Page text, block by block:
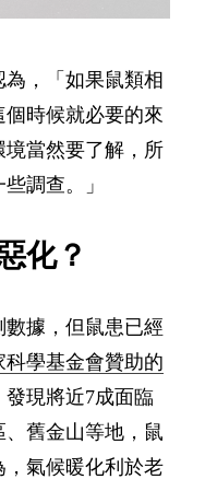
，「如果鼠類相
時候就必要的來
當然要了解，所
調查。」
化？
據，但鼠患已經
學基金會贊助的
發現將近7成面臨
舊金山等地，鼠
氣候暖化利於老